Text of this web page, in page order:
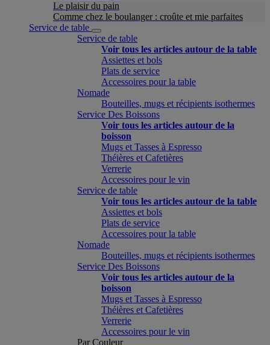
Le plaisir du pain
Comme chez le boulanger : croûte et mie parfaites
Service de table
Service de table
Voir tous les articles autour de la table
Assiettes et bols
Plats de service
Accessoires pour la table
Nomade
Bouteilles, mugs et récipients isothermes
Service Des Boissons
Voir tous les articles autour de la
boisson
Mugs et Tasses à Espresso
Théières et Cafetières
Verrerie
Accessoires pour le vin
Service de table
Voir tous les articles autour de la table
Assiettes et bols
Plats de service
Accessoires pour la table
Nomade
Bouteilles, mugs et récipients isothermes
Service Des Boissons
Voir tous les articles autour de la
boisson
Mugs et Tasses à Espresso
Théières et Cafetières
Verrerie
Accessoires pour le vin
Par Couleur